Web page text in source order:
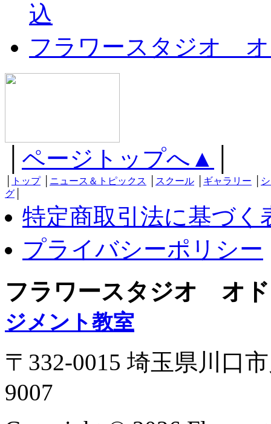
込
フラワースタジオ
ページトップへ▲
トップ│ ニュース＆トピックス スクール ギャラリー
グ
特定商取引法に基づく
プライバシーポリシー
フラワースタジオ オ
ジメント教室
〒332-0015 埼玉県川口
9007